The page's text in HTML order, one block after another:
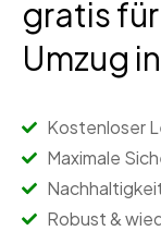
gratis
Umzug
Kostenloser
Maximale
Robust &